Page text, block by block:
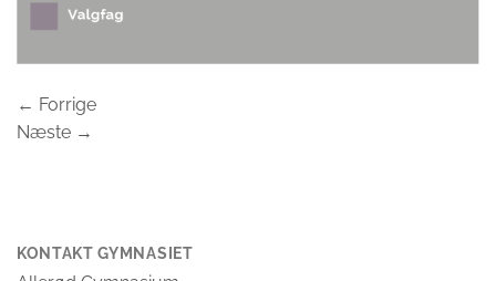
← Forrige
Næste →
KONTAKT GYMNASIET